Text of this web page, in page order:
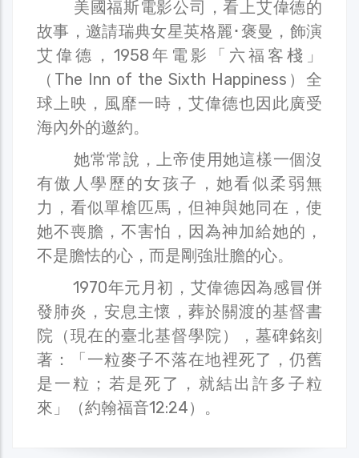
美國福斯電影公司，看上艾偉德的
故事，邀請瑞典女星英格麗･褒曼，飾演
艾偉德，1958年電影「六福客棧」
（The Inn of the Sixth Happiness）全
球上映，風靡一時，艾偉德也因此廣受
海內外的邀約。
她常常說，上帝使用她這樣一個沒
有傲人學歷的女孩子，她看似柔弱無
力，看似單槍匹馬，但神與她同在，使
她不喪膽，不害怕，因為神加給她的，
不是膽怯的心，而是剛強壯膽的心。
1970年元月初，艾偉德因為感冒併
發肺炎，安息主懷，葬於關渡的基督書
院（現在的臺北基督學院），墓碑銘刻
著：「一粒麥子不落在地裡死了，仍舊
是一粒；若是死了，就結出許多子粒
來」（約翰福音12:24）。